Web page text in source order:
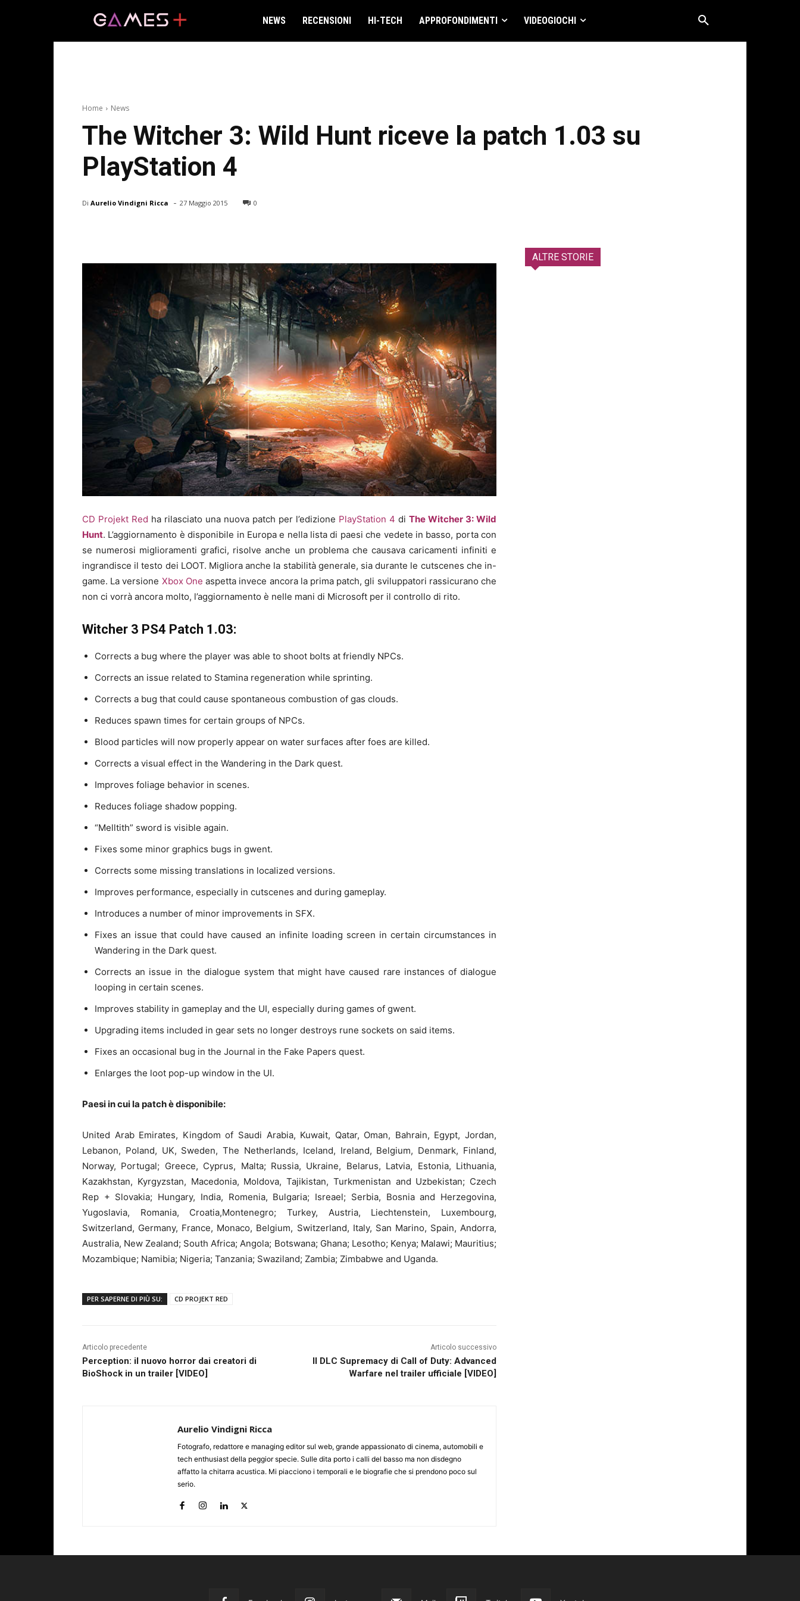
NEWS RECENSIONI HI-TECH APPROFONDIMENTI VIDEOGIOCHI
Home News
The Witcher 3: Wild Hunt riceve la patch 1.03 su
PlayStation 4
Di Aurelio Vindigni Ricca - 27 Maggio 2015 0
CD Projekt Red ha rilasciato una nuova patch per l’edizione PlayStation 4 di The Witcher 3: Wild
Hunt. L’aggiornamento è disponibile in Europa e nella lista di paesi che vedete in basso, porta con
se numerosi miglioramenti grafici, risolve anche un problema che causava caricamenti infiniti e
ingrandisce il testo dei LOOT. Migliora anche la stabilità generale, sia durante le cutscenes che in-
game. La versione Xbox One aspetta invece ancora la prima patch, gli sviluppatori rassicurano che
non ci vorrà ancora molto, l’aggiornamento è nelle mani di Microsoft per il controllo di rito.
Witcher 3 PS4 Patch 1.03:
Corrects a bug where the player was able to shoot bolts at friendly NPCs.
Corrects an issue related to Stamina regeneration while sprinting.
Corrects a bug that could cause spontaneous combustion of gas clouds.
Reduces spawn times for certain groups of NPCs.
Blood particles will now properly appear on water surfaces after foes are killed.
Corrects a visual effect in the Wandering in the Dark quest.
Improves foliage behavior in scenes.
Reduces foliage shadow popping.
“Melltith” sword is visible again.
Fixes some minor graphics bugs in gwent.
Corrects some missing translations in localized versions.
Improves performance, especially in cutscenes and during gameplay.
Introduces a number of minor improvements in SFX.
Fixes an issue that could have caused an infinite loading screen in certain circumstances in
Wandering in the Dark quest.
Corrects an issue in the dialogue system that might have caused rare instances of dialogue
looping in certain scenes.
Improves stability in gameplay and the UI, especially during games of gwent.
Upgrading items included in gear sets no longer destroys rune sockets on said items.
Fixes an occasional bug in the Journal in the Fake Papers quest.
Enlarges the loot pop-up window in the UI.
Paesi in cui la patch è disponibile:
United Arab Emirates, Kingdom of Saudi Arabia, Kuwait, Qatar, Oman, Bahrain, Egypt, Jordan,
Lebanon, Poland, UK, Sweden, The Netherlands, Iceland, Ireland, Belgium, Denmark, Finland,
Norway, Portugal; Greece, Cyprus, Malta; Russia, Ukraine, Belarus, Latvia, Estonia, Lithuania,
Kazakhstan, Kyrgyzstan, Macedonia, Moldova, Tajikistan, Turkmenistan and Uzbekistan; Czech
Rep + Slovakia; Hungary, India, Romenia, Bulgaria; Isreael; Serbia, Bosnia and Herzegovina,
Yugoslavia, Romania, Croatia,Montenegro; Turkey, Austria, Liechtenstein, Luxembourg,
Switzerland, Germany, France, Monaco, Belgium, Switzerland, Italy, San Marino, Spain, Andorra,
Australia, New Zealand; South Africa; Angola; Botswana; Ghana; Lesotho; Kenya; Malawi; Mauritius;
Mozambique; Namibia; Nigeria; Tanzania; Swaziland; Zambia; Zimbabwe and Uganda.
PER SAPERNE DI PIÙ SU: CD PROJEKT RED
Articolo precedente
Perception: il nuovo horror dai creatori di
BioShock in un trailer [VIDEO]
Articolo successivo
Il DLC Supremacy di Call of Duty: Advanced
Warfare nel trailer ufficiale [VIDEO]
Aurelio Vindigni Ricca
Fotografo, redattore e managing editor sul web, grande appassionato di cinema, automobili e
tech enthusiast della peggior specie. Sulle dita porto i calli del basso ma non disdegno
affatto la chitarra acustica. Mi piacciono i temporali e le biografie che si prendono poco sul
serio.
ALTRE STORIE